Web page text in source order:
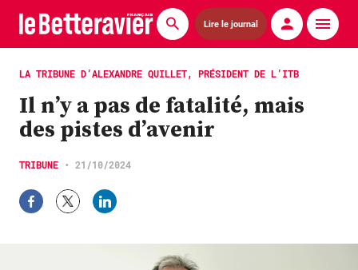
Lire le journal
Actualités
Économie
Agronomie
Matériels
La technique ITB
Pommes de terre
LA TRIBUNE D’ALEXANDRE QUILLET, PRÉSIDENT DE L’ITB
Il n’y a pas de fatalité, mais
des pistes d’avenir
TRIBUNE • 21/10/2024